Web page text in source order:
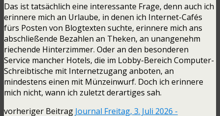
Das ist tatsächlich eine interessante Frage, denn auch ich
erinnere mich an Urlaube, in denen ich Internet-Cafés
fürs Posten von Blogtexten suchte, erinnere mich ans
abschließende Bezahlen an Theken, an unangenehm
riechende Hinterzimmer. Oder an den besonderen
Service mancher Hotels, die im Lobby-Bereich Computer-
Schreibtische mit Internetzugang anboten, an
mindestens einen mit Münzeinwurf. Doch ich erinnere
mich nicht, wann ich zuletzt derartiges sah.
vorheriger Beitrag Journal Freitag, 3. Juli 2026 -